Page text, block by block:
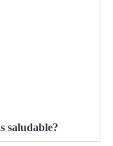
saludable?